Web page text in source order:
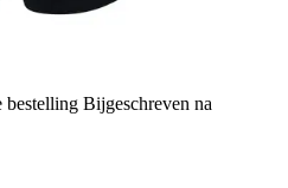
bestelling Bijgeschreven na